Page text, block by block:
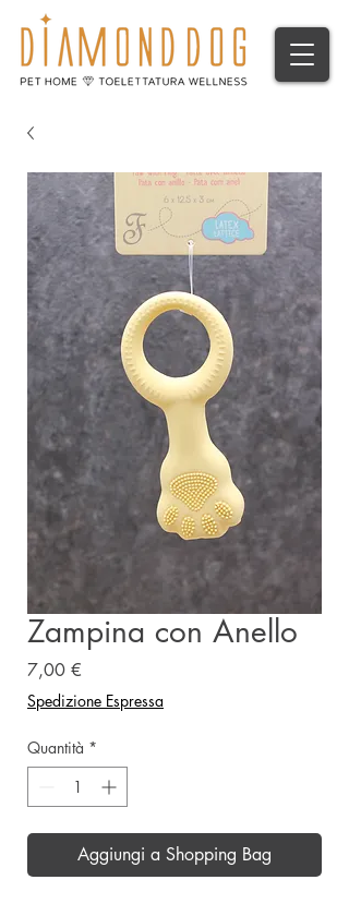
Zampina con Anello
7,00 €
Spedizione Espressa
Quantità *
Aggiungi a Shopping Bag